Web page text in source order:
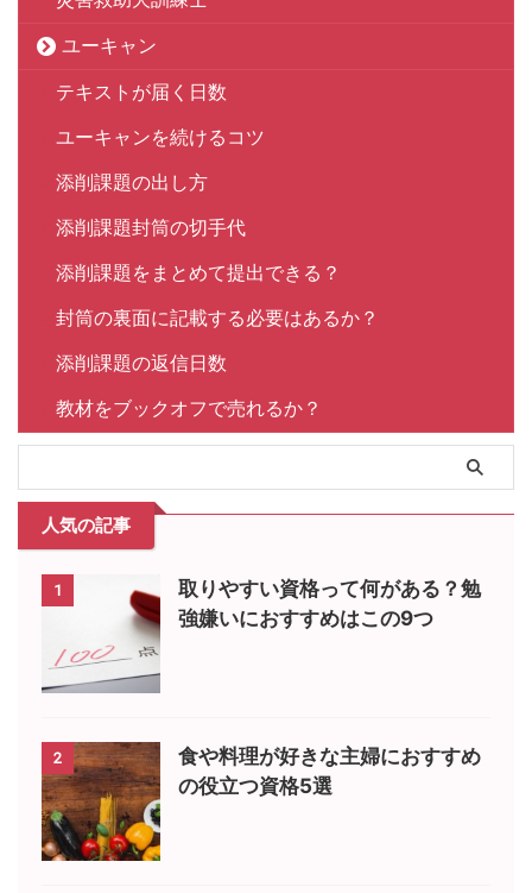
ユーキャン
テキストが届く日数
ユーキャンを続けるコツ
添削課題の出し方
添削課題封筒の切手代
添削課題をまとめて提出できる？
封筒の裏面に記載する必要はあるか？
添削課題の返信日数
教材をブックオフで売れるか？
人気の記事
1
取りやすい資格って何がある？勉
強嫌いにおすすめはこの9つ
2
食や料理が好きな主婦におすすめ
の役立つ資格5選